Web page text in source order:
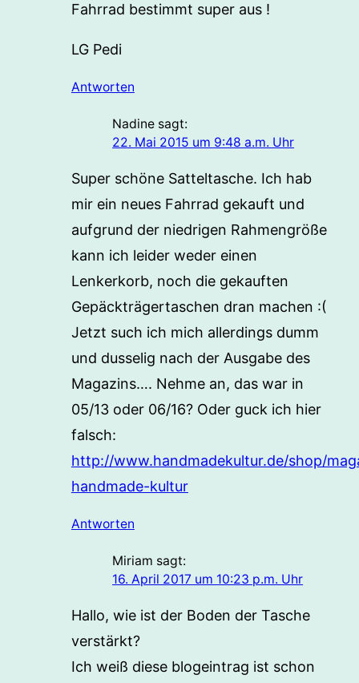
Fahrrad bestimmt super aus !
LG Pedi
Antworten
Nadine sagt:
22. Mai 2015 um 9:48 a.m. Uhr
Super schöne Satteltasche. Ich hab
mir ein neues Fahrrad gekauft und
aufgrund der niedrigen Rahmengröße
kann ich leider weder einen
Lenkerkorb, noch die gekauften
Gepäckträgertaschen dran machen :(
Jetzt such ich mich allerdings dumm
und dusselig nach der Ausgabe des
Magazins…. Nehme an, das war in
05/13 oder 06/16? Oder guck ich hier
falsch:
http://www.handmadekultur.de/shop/
handmade-kultur
Antworten
Miriam sagt:
16. April 2017 um 10:23 p.m. Uhr
Hallo, wie ist der Boden der Tasche
verstärkt?
Ich weiß diese blogeintrag ist schon